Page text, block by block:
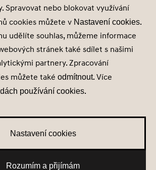
Nastavení cookies
zpracování osobních údajů
Seznam příjemců
Správa souhlasů
Obchodní údaje
Spravovat nebo blokovat využívání
cookies můžete v Nastavení cookies.
udělíte souhlas, můžeme informace
stránek také sdílet s našimi
partnery. Zpracování
můžete také odmítnout. Více
používání cookies.
Nastavení cookies
Rozumím a přijímám